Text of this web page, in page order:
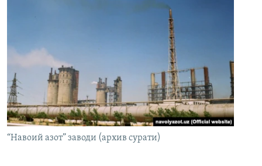
“Навоий азот” заводи (архив сурати)